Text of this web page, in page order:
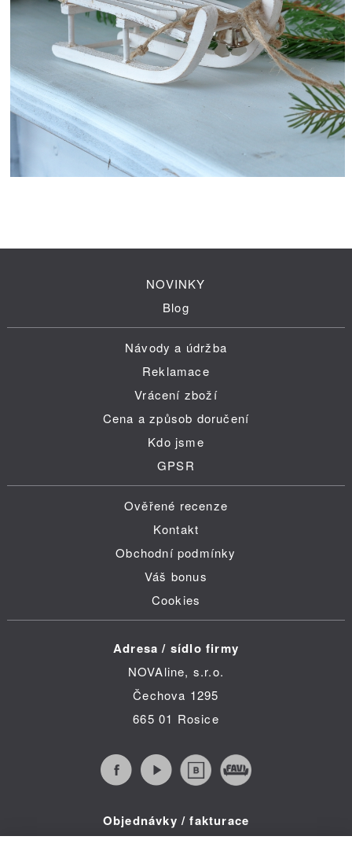
NOVINKY
Blog
Návody a údržba
Reklamace
Vrácení zboží
Cena a způsob doručení
Kdo jsme
GPSR
Ověřené recenze
Kontakt
Obchodní podmínky
Váš bonus
Cookies
Adresa / sídlo firmy
NOVAline, s.r.o.
Čechova 1295
665 01 Rosice
Objednávky / fakturace